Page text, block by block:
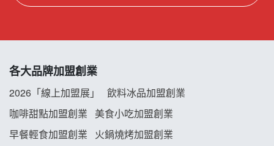
各大品牌加盟創業
2026「線上加盟展」
飲料冰品加盟創業
咖啡甜點加盟創業
美食小吃加盟創業
早餐輕食加盟創業
火鍋燒烤加盟創業